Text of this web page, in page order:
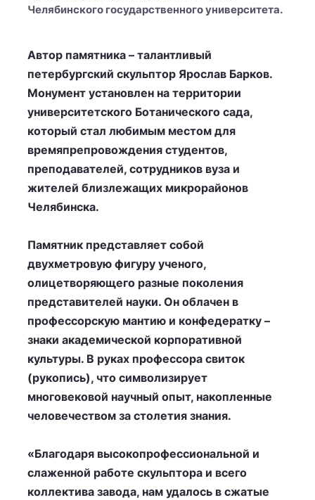
Челябинского государственного университета.
Автор памятника – талантливый
петербургский скульптор Ярослав Барков.
Монумент установлен на территории
университетского Ботанического сада,
который стал любимым местом для
времяпрепровождения студентов,
преподавателей, сотрудников вуза и
жителей близлежащих микрорайонов
Челябинска.
Памятник представляет собой
двухметровую фигуру ученого,
олицетворяющего разные поколения
представителей науки. Он облачен в
профессорскую мантию и конфедератку –
знаки академической корпоративной
культуры. В руках профессора свиток
(рукопись), что символизирует
многовековой научный опыт, накопленные
человечеством за столетия знания.
«Благодаря высокопрофессиональной и
слаженной работе скульптора и всего
коллектива завода, нам удалось в сжатые